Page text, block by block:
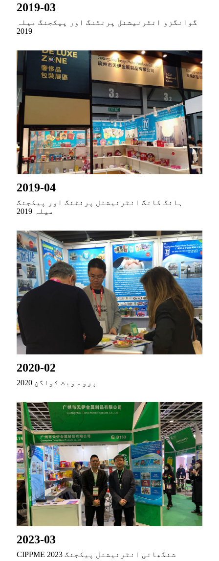
2019-03
گوانگزو انٹرنیشنل پرنٹنگ اور پیکجنگ میلہ
2019
2019-04
ہانگ کانگ انٹرنیشنل پرنٹنگ اور پیکجنگ
میلہ 2019
2020-02
2020 پرو سویٹ کولگن
2023-03
CIPPME 2023 شنگھائی انٹرنیشنل پیکجنگ